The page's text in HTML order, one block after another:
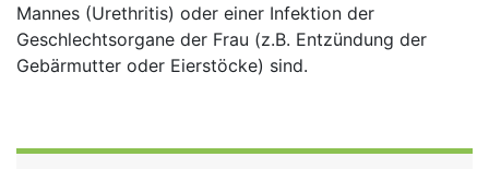
Ratgeber
Rubriken
Mannes (Urethritis) oder einer Infektion der
Geschlechtsorgane der Frau (z.B. Entzündung der
Gebärmutter oder Eierstöcke) sind.